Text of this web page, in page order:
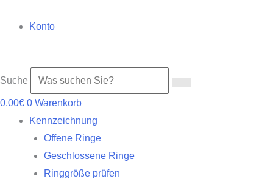
springenKonto
Suche
0,00€ 0 Warenkorb
Kennzeichnung
Offene Ringe
Geschlossene Ringe
Ringgröße prüfen